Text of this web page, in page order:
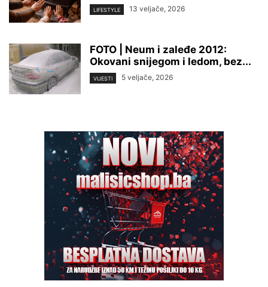
LIFESTYLE 13 veljače, 2026
FOTO | Neum i zaleđe 2012:
Okovani snijegom i ledom, bez...
VIJESTI 5 veljače, 2026